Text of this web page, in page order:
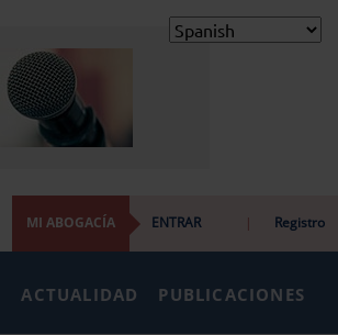
MI ABOGACÍA ENTRAR | Registro
ACTUALIDAD PUBLICACIONES